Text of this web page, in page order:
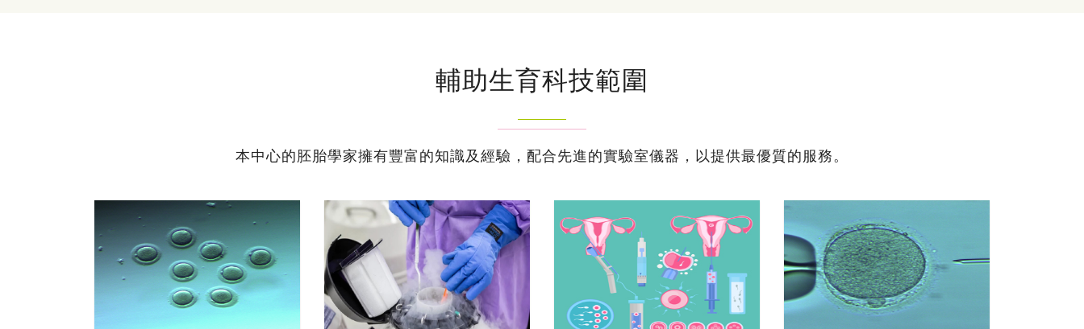
輔助生育科技範圍
本中心的胚胎學家擁有豐富的知識及經驗，配合先進的實驗室儀器，以提供最優質的服務。